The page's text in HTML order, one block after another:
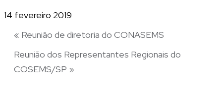
14 fevereiro 2019
« Reunião de diretoria do CONASEMS
Reunião dos Representantes Regionais do
COSEMS/SP »